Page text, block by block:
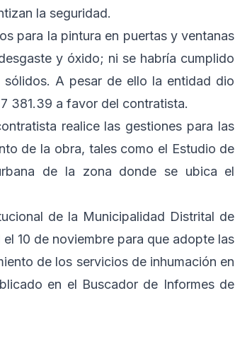
la seguridad.
para la pintura en puertas y ventanas
y óxido; ni se habría cumplido
A pesar de ello la entidad dio
381.39 a favor del contratista.
realice las gestiones para las
de la obra, tales como el Estudio de
de la zona donde se ubica el
de la Municipalidad Distrital de
10 de noviembre para que adopte las
de los servicios de inhumación en
en el Buscador de Informes de